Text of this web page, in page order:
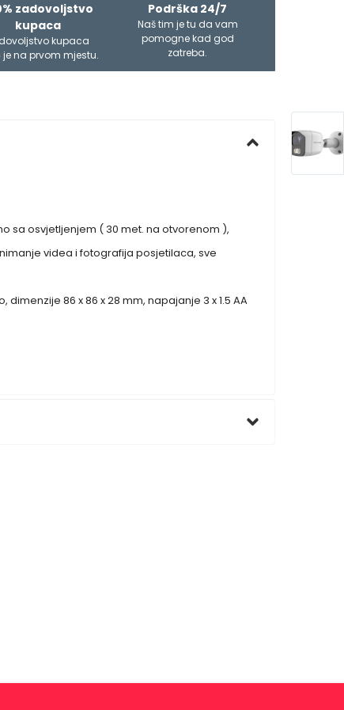
zadovoljstvo
kupaca
kupaca
na prvom mjestu.
Podrška 24/7
Naš tim je tu da vam
pomogne kad god
zatreba.
sa osvjetljenjem ( 30 met. na otvorenom ),
videa i fotografija posjetilaca, sve
dimenzije 86 x 86 x 28 mm, napajanje 3 x 1.5 AA